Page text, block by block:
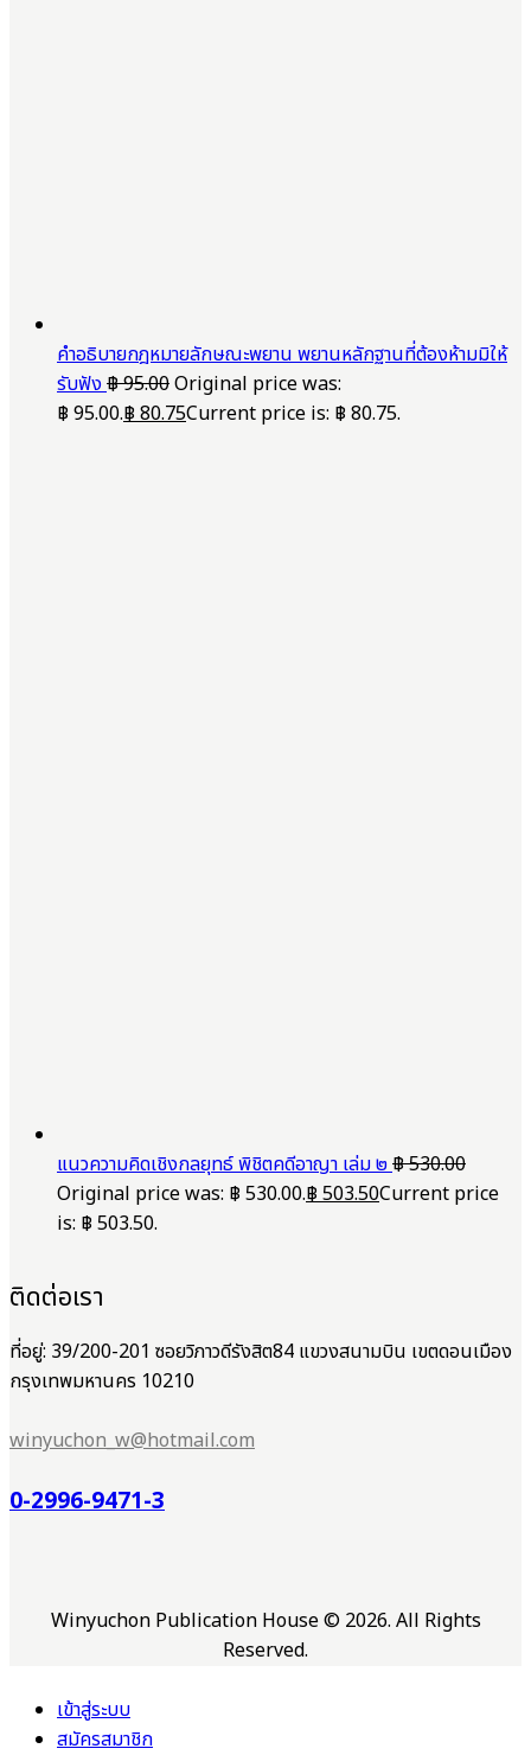
คำอธิบายกฎหมายลักษณะพยาน พยานหลักฐานที่ต้องห้ามมิให้
รับฟัง฿95.00Original price was:
฿ 95.00.฿80.75Current price is: ฿ 80.75.
แนวความคิดเชิงกลยุทธ์ พิชิตคดีอาญา เล่ม ๒฿530.00
Original price was: ฿ 530.00.฿503.50Current price
is: ฿ 503.50.
ติดต่อเรา
ที่อยู่: 39/200-201 ซอยวิภาวดีรังสิต84 แขวงสนามบิน เขตดอนเมือง
กรุงเทพมหานคร 10210
winyuchon_w@hotmail.com
0-2996-9471-3
Winyuchon Publication House © 2026. All Rights
Reserved.
เข้าสู่ระบบ
สมัครสมาชิก